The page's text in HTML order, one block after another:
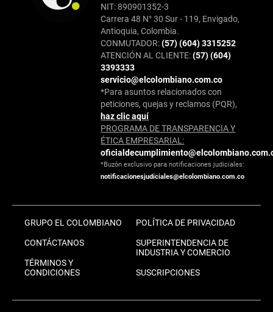
NIT: 890901352-3
Carrera 48 N° 30 Sur - 119, Envigado,
Antioquia, Colombia.
CONMUTADOR:(57) (604) 3315252
ATENCIÓN AL CLIENTE:(57) (604)
3393333
servicio@elcolombiano.com.co
*Para asuntos relacionados con
peticiones, quejas y reclamos (PQR),
haz clic aquí
PROGRAMA DE TRANSPARENCIA Y
ÉTICA EMPRESARIAL:
*Buzón exclusivo para notificaciones judiciales:
notificacionesjudiciales@elcolombiano.com.co
GRUPO EL COLOMBIANO
CONTÁCTANOS
TÉRMINOS Y
CONDICIONES
POLÍTICA DE PRIVACIDAD
SUPERINTENDENCIA DE
INDUSTRIA Y COMERCIO
SUSCRIPCIONES